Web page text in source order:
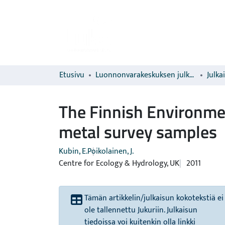
Etusivu Luonnonvarakeskuksen julkaisut
The Finnish
metal survey samples
Kubin, E.Poikolainen, J.
Centre for Ecology & Hydrology, UK 2011
Tämän artikkelin/julkaisun kokotekstiä ei
ole tallennettu Jukuriin. Julkaisun
tiedoissa voi kuitenkin olla linkki